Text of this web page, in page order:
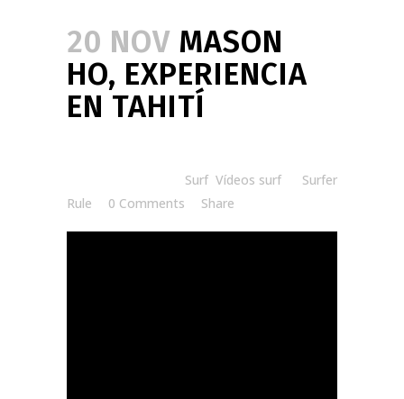
20 NOV MASON
HO, EXPERIENCIA
EN TAHITÍ
Surf Vídeos surf
Surfer
Rule
0 Comments Share